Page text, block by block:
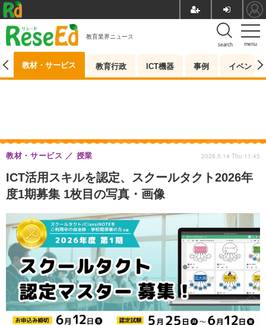
menu
search
教育業界ニュース
教材・サービス 教育行政 ICT機器 事例 イベント
ICT活用スキルを認定、スクールタクト2026年
度1期募集 1枚目の写真・画像
教材・サービス 授業 2026.5.14 Thu 11:45